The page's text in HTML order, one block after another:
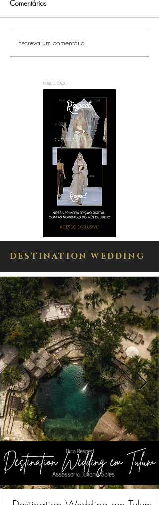
RESPECT: Casamento Mari
& Fabio
Comentários
Escreva um comentário
PUBLICIDADE
DESTINATION WEDDING